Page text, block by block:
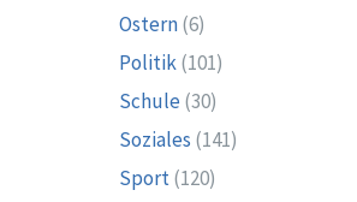
Ostern(6)
Politik(101)
Schule (30)
Soziales (141)
Sport(120)